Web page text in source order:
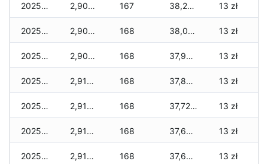
2025-12-02 2,900 zł 167 38,220 zł 13 zł
2025-12-01 2,900 zł 168 38,030 zł 13 zł
2025-11-30 2,900 zł 168 37,900 zł 13 zł
2025-11-29 2,910 zł 168 37,880 zł 13 zł
2025-11-28 2,910 zł 168 37,720 zł 13 zł
2025-11-27 2,910 zł 168 37,670 zł 13 zł
2025-11-26 2,910 zł 168 37,600 zł 13 zł